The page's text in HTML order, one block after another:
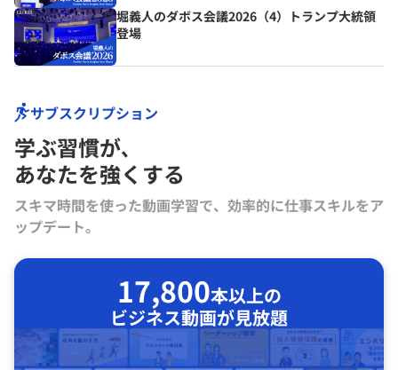
堀義人のダボス会議2026（4）トランプ大統領
登場
サブスクリプション
学ぶ習慣が､
あなたを強くする
スキマ時間を使った動画学習で、効率的に仕事スキルをア
ップデート。
17,800本以上の
ビジネス動画が見放題